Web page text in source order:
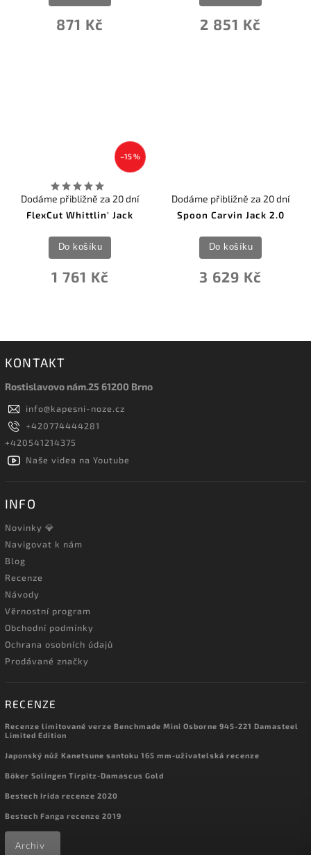
871 Kč 2 851 Kč
–15 %
FlexCut Whittlin' Jack
Dodáme přibližně za 20 dní
1 761 Kč
Do košíku
Spoon Carvin Jack 2.0
Dodáme přibližně za 20 dní
3 629 Kč
Do košíku
KONTAKT
Rostislavovo nám.25 61200 Brno
info@kapesni-noze.cz
+420774444281
+420541214375
Naše videa na Youtube
INFO
Novinky 💎
Navigovat k nám
Blog
Recenze
Návody
Věrnostní program
Obchodní podmínky
Ochrana osobních údajů
Prodávané značky
RECENZE
Recenze limitované verze Benchmade Mini Osborne 945-221 Damasteel
Limited Edition
Japonský nůž Kanetsune santoku 165 mm-uživatelská recenze
Böker Solingen Tirpitz-Damascus Gold
Bestech Irida recenze 2020
Bestech Fanga recenze 2019
Archiv